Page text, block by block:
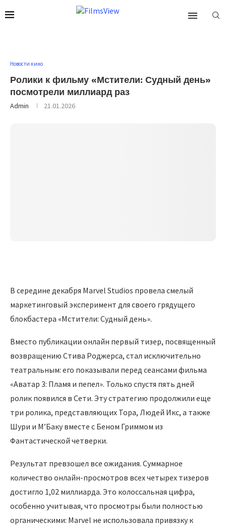
Новости кино
Ролики к фильму «Мстители: Судный день»
посмотрели миллиард раз
Admin 21.01.2026
В середине декабря Marvel Studios провела смелый
маркетинговый эксперимент для своего грядущего
блокбастера «Мстители: Судный день».
Вместо публикации онлайн первый тизер, посвященный
возвращению Стива Роджерса, стал исключительно
театральным: его показывали перед сеансами фильма
«Аватар 3: Пламя и пепел». Только спустя пять дней
ролик появился в Сети. Эту стратегию продолжили еще
три ролика, представляющих Тора, Людей Икс, а также
Шури и М’Баку вместе с Беном Гриммом из
Фантастической четверки.
Результат превзошел все ожидания. Суммарное
количество онлайн-просмотров всех четырех тизеров
достигло 1,02 миллиарда. Это колоссальная цифра,
особенно учитывая, что просмотры были полностью
органическими: Marvel не использовала привязку к